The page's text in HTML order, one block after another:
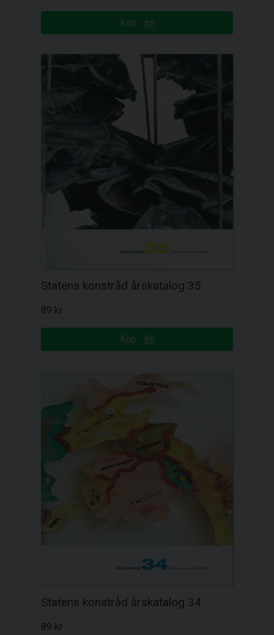
Köp
Statens konstråd årskatalog 35
89 kr
Köp
Statens konstråd årskatalog 34
89 kr